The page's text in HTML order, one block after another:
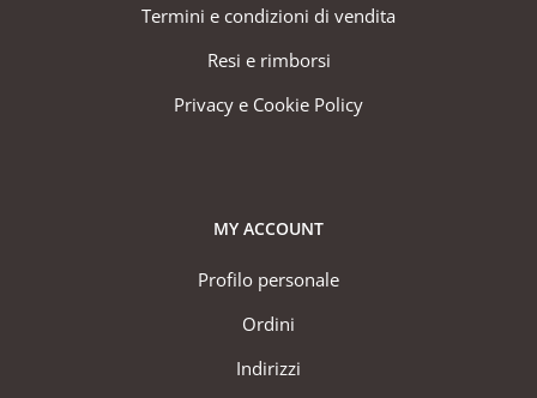
Termini e condizioni di vendita
Resi e rimborsi
Privacy e Cookie Policy
MY ACCOUNT
Profilo personale
Ordini
Indirizzi